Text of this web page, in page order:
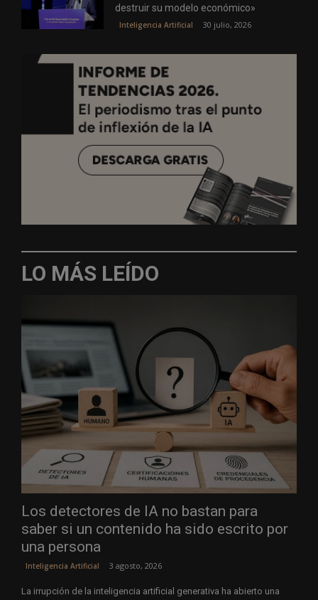
destruir su modelo económico»
Inteligencia Artificial 30 julio, 2026
LO MÁS LEÍDO
Los detectores de IA no bastan para
saber si un contenido ha sido escrito por
una persona
Inteligencia Artificial 3 agosto, 2026
La irrupción de la inteligencia artificial generativa ha abierto una